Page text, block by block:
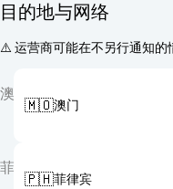
目的地与网络
⚠️ 运营商可能在不另行通知的
澳
🇲🇴澳门
菲
🇵🇭菲律宾